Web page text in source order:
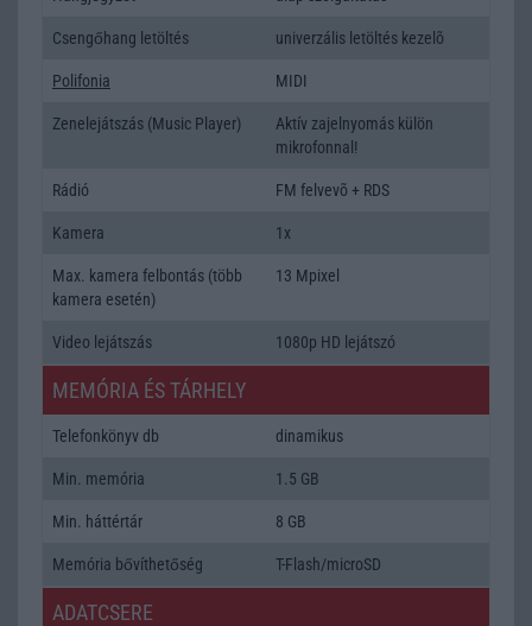
Csengőhang letöltés univerzális letöltés kezelõ
Polifonia MIDI
Zenelejátszás (Music Player)
Aktív zajelnyomás külön
mikrofonnal!
Rádió FM felvevõ + RDS
Kamera 1x
Max. kamera felbontás (több
kamera esetén)
13 Mpixel
Video lejátszás 1080p HD lejátszó
MEMÓRIA ÉS TÁRHELY
Telefonkönyv db dinamikus
Min. memória 1.5 GB
Min. háttértár 8 GB
Memória bővíthetőség T-Flash/microSD
ADATCSERE